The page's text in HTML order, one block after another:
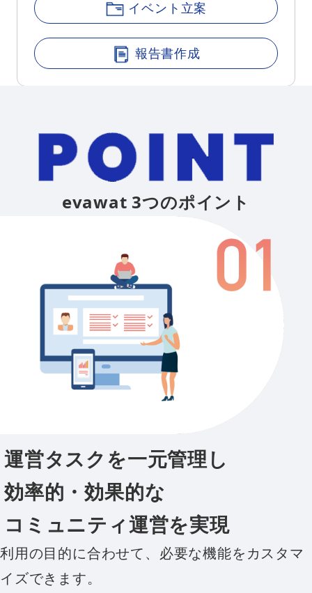
イベント立案
報告書作成
evawat 3つのポイント
運営タスクを一元管理し
効率的・効果的な
コミュニティ運営を実現
利用の目的に合わせて、必要な機能をカスタマ
イズできます。